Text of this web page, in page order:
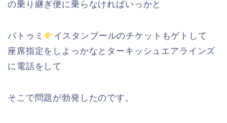
の乗り継ぎ便に乗らなければいっかと
バトゥミ
イスタンブールのチケットもゲトして
座席指定をしよっかなとターキッシュエアラインズ
に電話をして
そこで問題が勃発したのです。